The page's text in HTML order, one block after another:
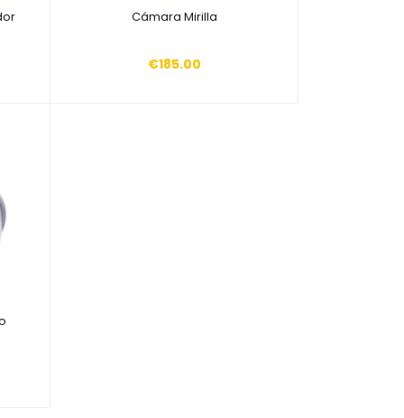
Añadir a la cesta
Cámara Mirilla
€185.00